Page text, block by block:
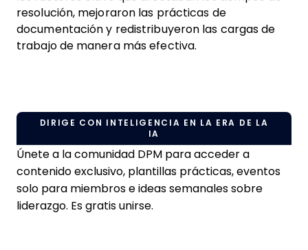
resolución, mejoraron las prácticas de
documentación y redistribuyeron las cargas de
trabajo de manera más efectiva.
DIRIGE CON INTELIGENCIA EN LA ERA DE LA
IA
Únete a la comunidad DPM para acceder a
contenido exclusivo, plantillas prácticas, eventos
solo para miembros e ideas semanales sobre
liderazgo. Es gratis unirse.